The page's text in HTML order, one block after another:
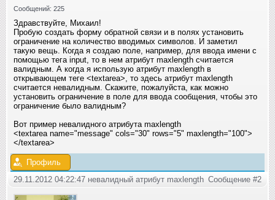
Сообщений: 225
Здравствуйте, Михаил!
Пробую создать форму обратной связи и в полях установить
ограничение на количество вводимых символов. И заметил
такую вещь. Когда я создаю поле, например, для ввода имени с
помощью тега input, то в нем атрибут maxlength считается
валидным. А когда я использую атрибут maxlength в
открывающем теге <textarea>, то здесь атрибут maxlength
считается невалидным. Скажите, пожалуйста, как можно
установить ограничение в поле для ввода сообщения, чтобы это
ограничение было валидным?
Вот пример невалидного атрибута maxlength
<textarea name="message" cols="30" rows="5" maxlength="100">
</textarea>
Профиль
29.11.2012 04:22:47 невалидный атрибут maxlength Сообщение #2